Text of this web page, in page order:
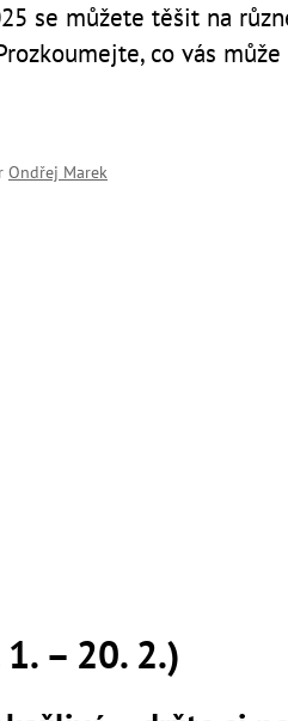
se můžete těšit na
co vás
Ondřej Marek
– 20. 2.)